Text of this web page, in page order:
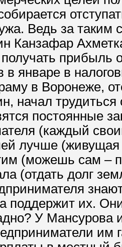
Ведь за таким
Канзафар
прибыль
в январе в
в Воронеже,
начал трудиться
постоянные
(каждый
лучше (живущая
(можешь сам –
(отдать долг
поддержит их.
У Мансурова
им